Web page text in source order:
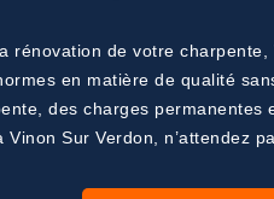
rénovation de votre
en matière de qualité
des charges
Sur Verdon, n’attendez